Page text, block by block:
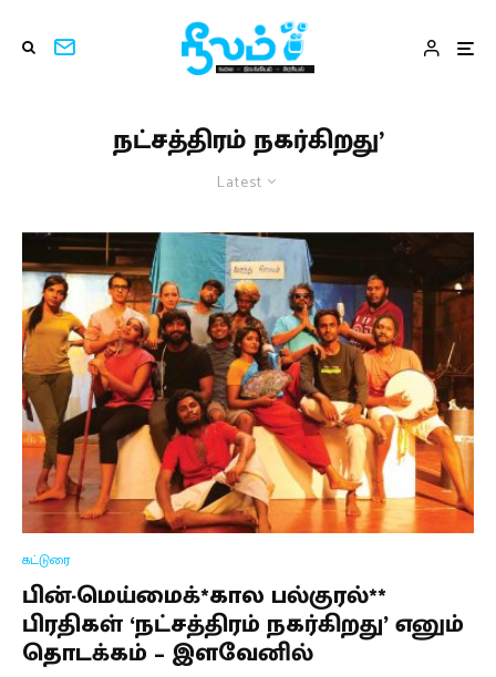
நட்சத்திரம் நகர்கிறது’
Latest
கட்டுரை
பின்-மெய்மைக்*கால பல்குரல்**
பிரதிகள் ‘நட்சத்திரம் நகர்கிறது’ எனும்
தொடக்கம் – இளவேனில்